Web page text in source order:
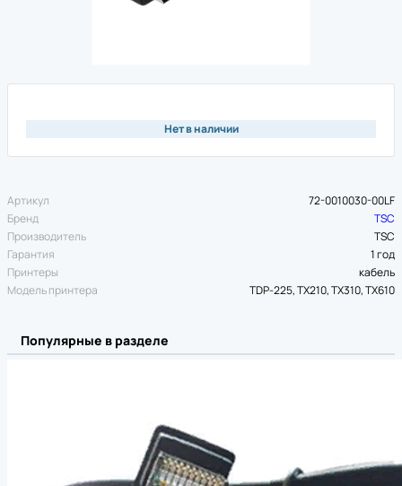
Нет в наличии
Артикул
72-0010030-00LF
Бренд
TSC
Производитель
TSC
Гарантия
1 год
Принтеры
кабель
Модель принтера
TDP-225, TX210, TX310, TX610
Популярные в разделе